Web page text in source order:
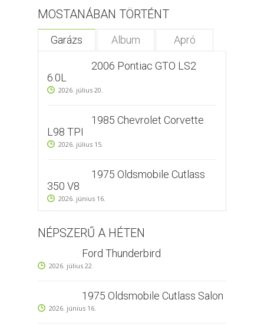
MOSTANÁBAN TÖRTÉNT
Garázs Album Apró
2006 Pontiac GTO LS2
6.0L
2026. július 20.
1985 Chevrolet Corvette
L98 TPI
2026. július 15.
1975 Oldsmobile Cutlass
350 V8
2026. június 16.
NÉPSZERŰ A HÉTEN
Ford Thunderbird
2026. július 22.
1975 Oldsmobile Cutlass Salon
2026. június 16.